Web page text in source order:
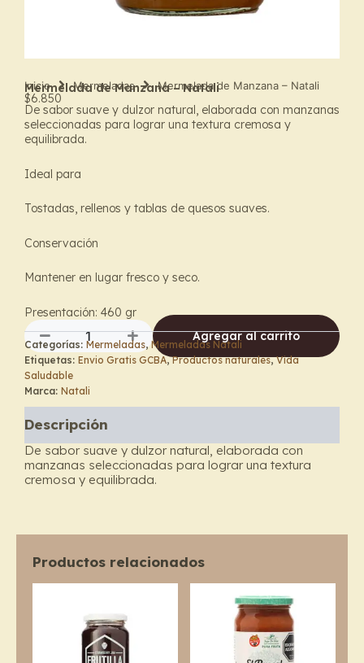
Inicio Mermeladas Mermelada de Manzana – Natali
Mermelada de Manzana – Natali
$6.850
De sabor suave y dulzor natural, elaborada con manzanas
seleccionadas para lograr una textura cremosa y
equilibrada.
Ideal para
Tostadas, rellenos y tablas de quesos suaves.
Conservación
Mantener en lugar fresco y seco.
Presentación: 460 gr
Mermelada
de
Manzana
-
Natali
cantidad
Agregar al carrito
Categorías: Mermeladas,Mermeladas Natali
Etiquetas: Envio Gratis GCBA,Productos naturales,Vida
Saludable
Marca: Natali
Descripción
De sabor suave y dulzor natural, elaborada con
manzanas seleccionadas para lograr una textura
cremosa y equilibrada.
Productos relacionados